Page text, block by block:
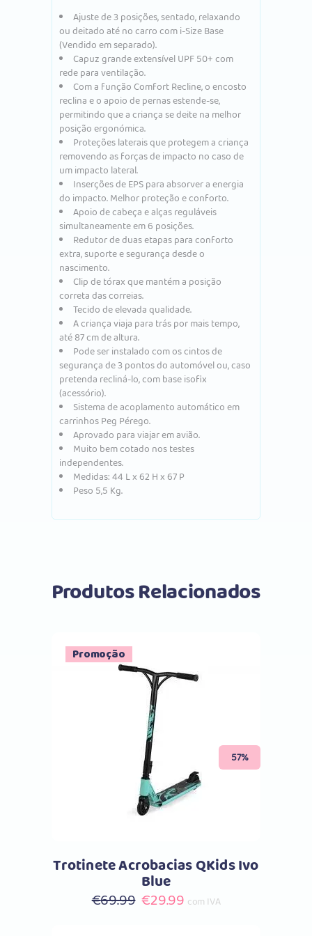
Ajuste de 3 posições, sentado, relaxando
ou deitado até no carro com i-Size Base
(Vendido em separado).
Capuz grande extensível UPF 50+ com
rede para ventilação.
Com a função Comfort Recline, o encosto
reclina e o apoio de pernas estende-se,
permitindo que a criança se deite na melhor
posição ergonómica.
Proteções laterais que protegem a criança
removendo as forças de impacto no caso de
um impacto lateral.
Inserções de EPS para absorver a energia
do impacto. Melhor proteção e conforto.
Apoio de cabeça e alças reguláveis ​​
simultaneamente em 6 posições.
Redutor de duas etapas para conforto
extra, suporte e segurança desde o
nascimento.
Clip de tórax que mantém a posição
correta das correias.
Tecido de elevada qualidade.
A criança viaja para trás por mais tempo,
até 87 cm de altura.
Pode ser instalado com os cintos de
segurança de 3 pontos do automóvel ou, caso
pretenda recliná-lo, com base isofix
(acessório).
Sistema de acoplamento automático em
carrinhos Peg Pérego.
Aprovado para viajar em avião.
Muito bem cotado nos testes
independentes.
Medidas: 44 L x 62 H x 67 P
Peso 5,5 Kg.
Produtos Relacionados
Promoção
57%
Comprar
Trotinete Acrobacias QKids Ivo
Blue
€69.99 O
€29.99Ocom IVA